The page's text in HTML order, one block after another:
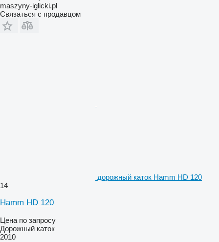
maszyny-iglicki.pl
Связаться с продавцом
дорожный каток Hamm HD 120
14
Hamm HD 120
Цена по запросу
Дорожный каток
2010